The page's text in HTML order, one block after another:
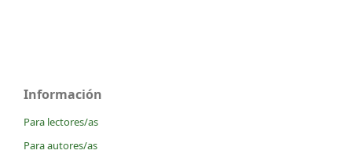
Información
Para lectores/as
Para autores/as